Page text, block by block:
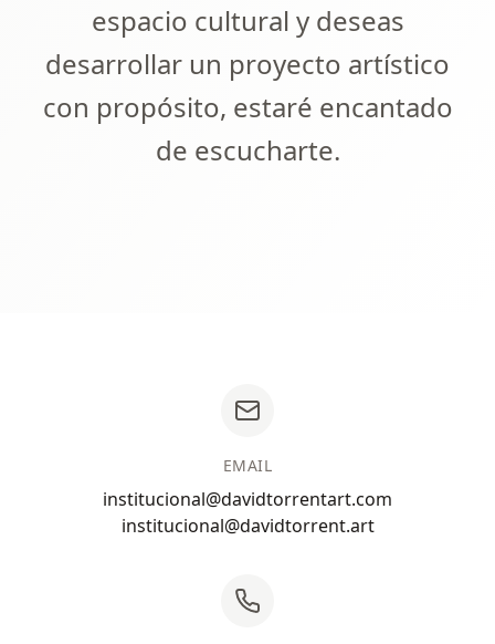
espacio cultural y deseas
desarrollar un proyecto artístico
con propósito, estaré encantado
de escucharte.
EMAIL
institucional@davidtorrentart.com
institucional@davidtorrent.art